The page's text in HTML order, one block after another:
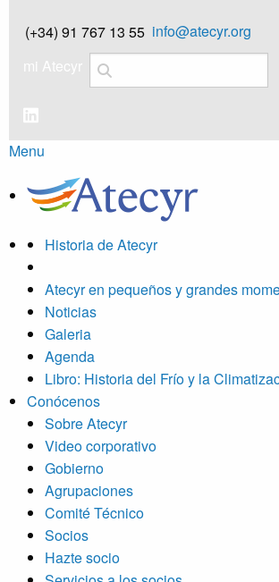
(+34) 91 767 13 55 info@atecyr.org
mi Atecyr
Menu
Historia de Atecyr
Atecyr en pequeños y grandes
Noticias
Galeria
Agenda
Libro: Historia del Frío y la
Conócenos
Sobre Atecyr
Video corporativo
Gobierno
Agrupaciones
Comité Técnico
Socios
Hazte socio